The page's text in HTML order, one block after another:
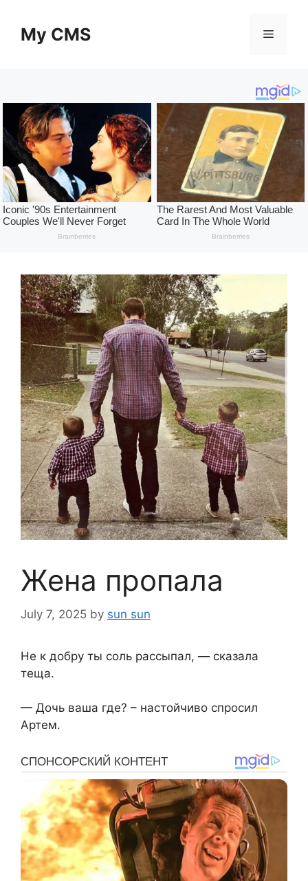
contentMy CMS Menu
Жена пропала
July 7, 2025 by sun sun
Не к добру ты соль рассыпал, — сказала
теща.
— Дочь ваша где? – настойчиво спросил
Артем.